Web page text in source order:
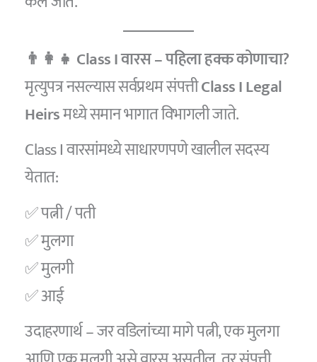
👨‍👩‍👧 Class I वारस – पहिला हक्क कोणाचा?
मृत्युपत्र नसल्यास सर्वप्रथम संपत्तीClass I Legal
Heirsमध्ये समान भागात विभागली जाते.
Class I वारसांमध्ये साधारणपणे खालील सदस्य
येतात:
✅ पत्नी / पती
✅ मुलगा
✅ मुलगी
✅ आई
उदाहरणार्थ – जर वडिलांच्या मागे पत्नी, एक मुलगा